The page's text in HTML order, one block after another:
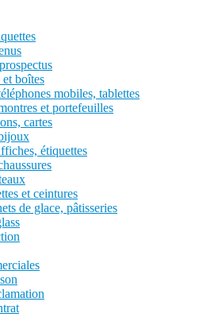
boîtes
mobiles, tablettes
et portefeuilles
cartes
étiquettes
et ceintures
de glace, pâtisseries